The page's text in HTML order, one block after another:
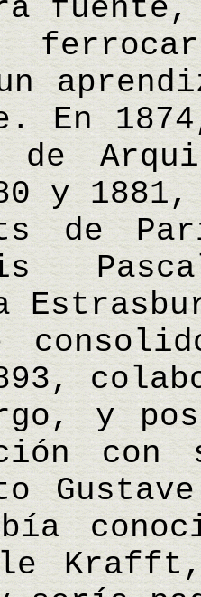
En
de
y
de
y
con